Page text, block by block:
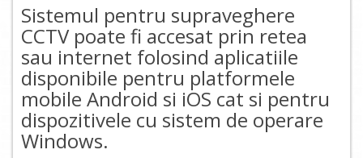
Sistemul pentru supraveghere
CCTV poate fi accesat prin retea
sau internet folosind aplicatiile
disponibile pentru platformele
mobile Android si iOS cat si pentru
dispozitivele cu sistem de operare
Windows.